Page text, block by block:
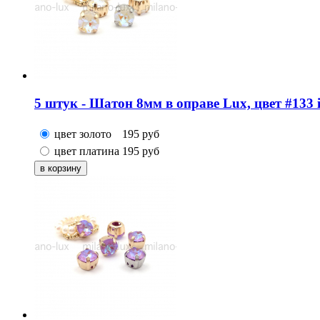
5 штук - Шатон 8мм в оправе Lux, цвет #133
цвет золото 195 руб
цвет платина 195 руб